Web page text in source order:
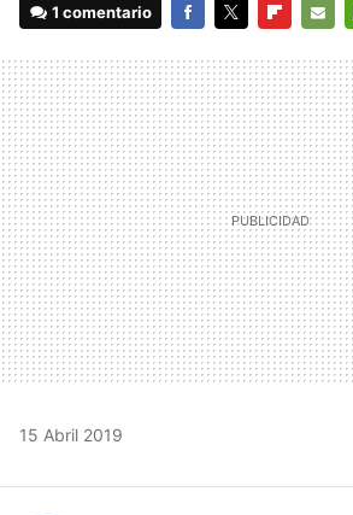
1 comentario
MAIL
15 Abril 2019